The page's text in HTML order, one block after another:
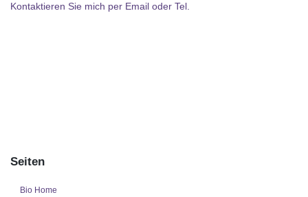
Kontaktieren Sie mich per Email oder Tel.
Seiten
Bio Home